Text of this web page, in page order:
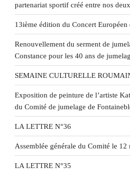
partenariat sportif créé entre nos
13ième édition du Concert Européen
Renouvellement du serment de
Constance pour les 40 ans de
SEMAINE CULTURELLE
Exposition de peinture de l’artiste
du Comité de jumelage de
LA LETTRE N°36
Assemblée générale du Comité le 12
LA LETTRE N°35